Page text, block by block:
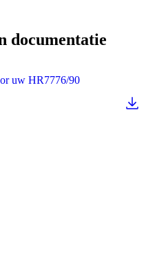
documentatie
uw HR7776/90